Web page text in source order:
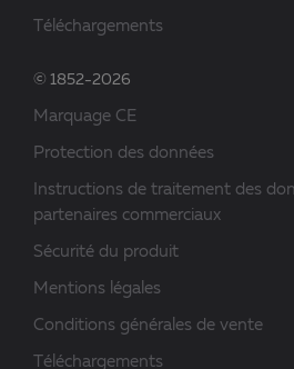
Téléchargements
© 1852-2026
Marquage CE
Protection des données
Instructions de traitement des
partenaires commerciaux
Sécurité du produit
Mentions légales
Conditions générales de vente
Téléchargements